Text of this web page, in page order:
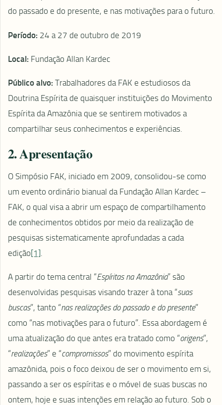
do passado e do presente, e nas motivações para o futuro.
Período: 24 a 27 de outubro de 2019
Local: Fundação Allan Kardec
Público alvo: Trabalhadores da FAK e estudiosos da
Doutrina Espírita de quaisquer instituições do Movimento
Espírita da Amazônia que se sentirem motivados a
compartilhar seus conhecimentos e experiências.
2. Apresentação
O Simpósio FAK, iniciado em 2009, consolidou-se como
um evento ordinário bianual da Fundação Allan Kardec –
FAK, o qual visa a abrir um espaço de compartilhamento
de conhecimentos obtidos por meio da realização de
pesquisas sistematicamente aprofundadas a cada
edição[1]
A partir do tema central “Espíritas na Amazônia” são
desenvolvidas pesquisas visando trazer à tona “suas
buscas”, tanto “nas realizações do passado e do presente”
como “nas motivações para o futuro”. Essa abordagem é
uma atualização do que antes era tratado como “origens”,
“realizações” e “compromissos” do movimento espírita
amazônida, pois o foco deixou de ser o movimento em si,
passando a ser os espíritas e o móvel de suas buscas no
ontem, hoje e suas intenções em relação ao futuro. Sob o